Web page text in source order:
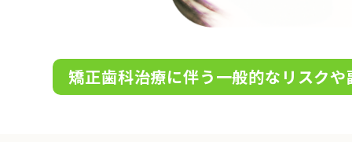
矯正歯科治療に伴う一般的なリスク